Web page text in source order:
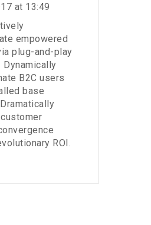
at 13:49
empowered
plug-and-play
Dynamically
B2C users
base
ROI.